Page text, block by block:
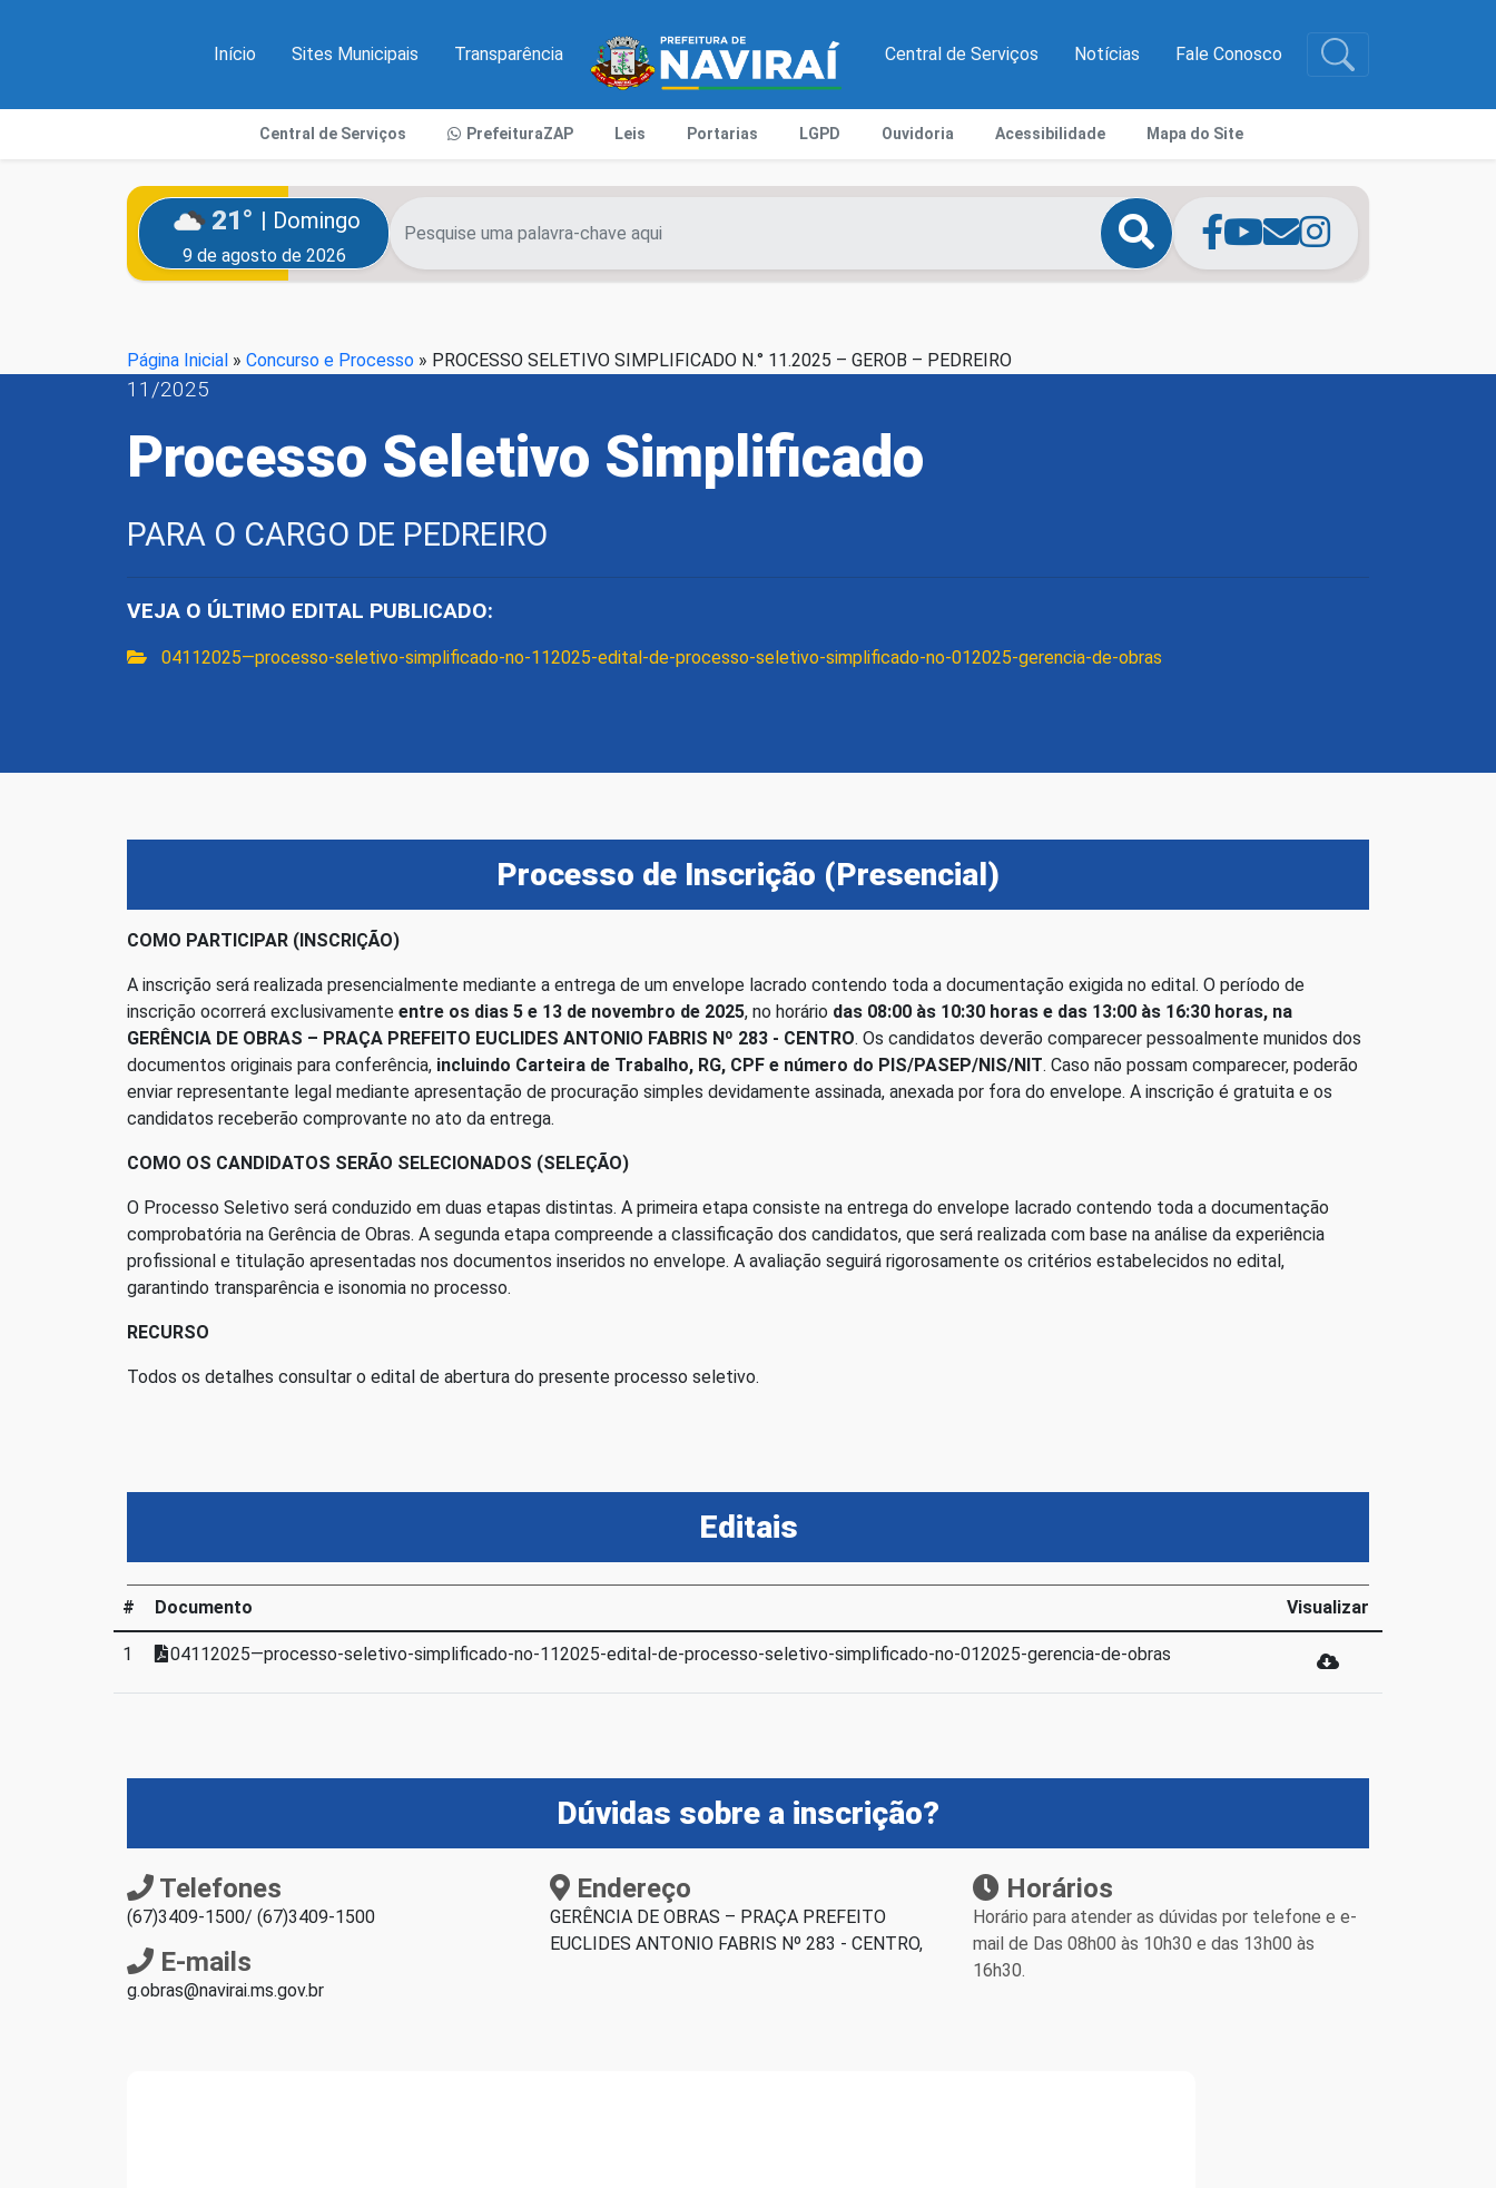
Início Sites Municipais Transparência Central de Serviços Notícias Fale Conosco
Central de Serviços PrefeituraZAP Leis Portarias LGPD Ouvidoria Acessibilidade Mapa do Site
21° | Domingo
9 de agosto de 2026
Página Inicial » Concurso e Processo » PROCESSO SELETIVO SIMPLIFICADO N.° 11.2025 – GEROB – PEDREIRO
11/2025
Processo Seletivo Simplificado
PARA O CARGO DE PEDREIRO
VEJA O ÚLTIMO EDITAL PUBLICADO:
04112025—processo-seletivo-simplificado-no-112025-edital-de-processo-seletivo-simplificado-no-012025-gerencia-de-obras
Processo de Inscrição (Presencial)
COMO PARTICIPAR (INSCRIÇÃO)
A inscrição será realizada presencialmente mediante a entrega de um envelope lacrado contendo toda a documentação exigida no edital. O período de
inscrição ocorrerá exclusivamente entre os dias 5 e 13 de novembro de 2025, no horário das 08:00 às 10:30 horas e das 13:00 às 16:30 horas, na
GERÊNCIA DE OBRAS – PRAÇA PREFEITO EUCLIDES ANTONIO FABRIS Nº 283 - CENTRO. Os candidatos deverão comparecer pessoalmente munidos dos
documentos originais para conferência, incluindo Carteira de Trabalho, RG, CPF e número do PIS/PASEP/NIS/NIT. Caso não possam comparecer, poderão
enviar representante legal mediante apresentação de procuração simples devidamente assinada, anexada por fora do envelope. A inscrição é gratuita e os
candidatos receberão comprovante no ato da entrega.
COMO OS CANDIDATOS SERÃO SELECIONADOS (SELEÇÃO)
O Processo Seletivo será conduzido em duas etapas distintas. A primeira etapa consiste na entrega do envelope lacrado contendo toda a documentação
comprobatória na Gerência de Obras. A segunda etapa compreende a classificação dos candidatos, que será realizada com base na análise da experiência
profissional e titulação apresentadas nos documentos inseridos no envelope. A avaliação seguirá rigorosamente os critérios estabelecidos no edital,
garantindo transparência e isonomia no processo.
RECURSO
Todos os detalhes consultar o edital de abertura do presente processo seletivo.
Editais
# Documento Visualizar
1 04112025—processo-seletivo-simplificado-no-112025-edital-de-processo-seletivo-simplificado-no-012025-gerencia-de-obras
Dúvidas sobre a inscrição?
Telefones
(67)3409-1500/ (67)3409-1500
E-mails
g.obras@navirai.ms.gov.br
Endereço
GERÊNCIA DE OBRAS – PRAÇA PREFEITO
EUCLIDES ANTONIO FABRIS Nº 283 - CENTRO,
Horários
Horário para atender as dúvidas por telefone e e-
mail de Das 08h00 às 10h30 e das 13h00 às
16h30.